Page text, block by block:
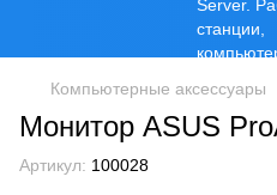
Компьютерные аксессуары
Монитор ASUS
Артикул: 100028